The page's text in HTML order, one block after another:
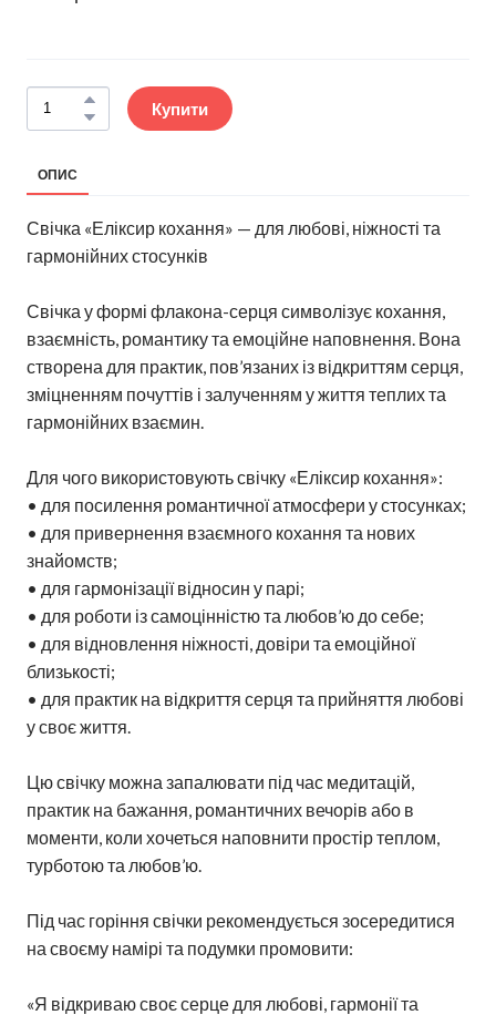
Купити
ОПИС
Свічка «Еліксир кохання» — для любові, ніжності та
гармонійних стосунків
Свічка у формі флакона-серця символізує кохання,
взаємність, романтику та емоційне наповнення. Вона
створена для практик, пов’язаних із відкриттям серця,
зміцненням почуттів і залученням у життя теплих та
гармонійних взаємин.
Для чого використовують свічку «Еліксир кохання»:
• для посилення романтичної атмосфери у стосунках;
• для привернення взаємного кохання та нових
знайомств;
• для гармонізації відносин у парі;
• для роботи із самоцінністю та любов’ю до себе;
• для відновлення ніжності, довіри та емоційної
близькості;
• для практик на відкриття серця та прийняття любові
у своє життя.
Цю свічку можна запалювати під час медитацій,
практик на бажання, романтичних вечорів або в
моменти, коли хочеться наповнити простір теплом,
турботою та любов’ю.
Під час горіння свічки рекомендується зосередитися
на своєму намірі та подумки промовити:
«Я відкриваю своє серце для любові, гармонії та